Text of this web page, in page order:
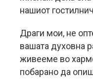
нашиот
Драги мои, не
вашата духовна
живееме во
побарано да